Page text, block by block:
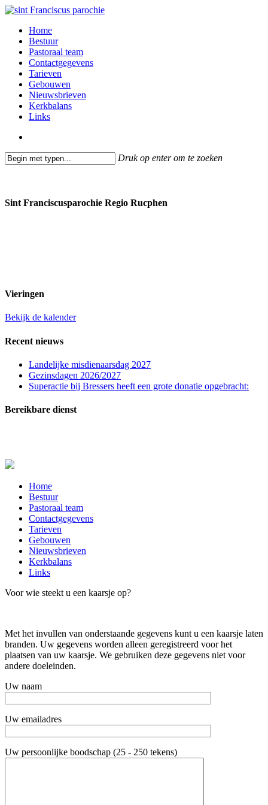
Skip
main
content
search
Menu
Home
Bestuur
Pastoraal team
Contactgegevens
Tarieven
Gebouwen
Nieuwsbrieven
Kerkbalans
Links
Druk op enter om te zoeken
Sint Franciscusparochie Regio Rucphen
Vieringen
Bekijk de kalender
Recent nieuws
Landelijke misdienaarsdag 2027
Gezinsdagen 2026/2027
Superactie bij Bressers heeft een grote donatie opgebracht:
Bereikbare dienst
Close
Menu
Home
Bestuur
Pastoraal team
Contactgegevens
Tarieven
Gebouwen
Nieuwsbrieven
Kerkbalans
Links
Voor wie steekt u een kaarsje op?
Met het invullen van onderstaande gegevens kunt u een kaarsje laten
branden. Uw gegevens worden alleen geregistreerd voor het
plaatsen van uw kaarsje. We gebruiken deze gegevens niet voor
andere doeleinden.
Uw naam
Uw emailadres
Uw persoonlijke boodschap (25 - 250 tekens)